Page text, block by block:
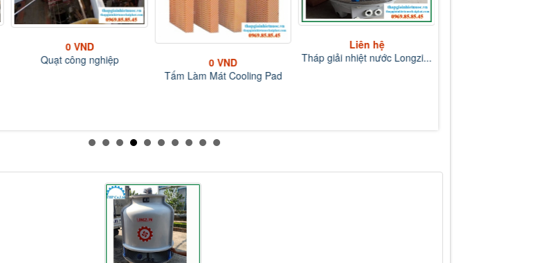
0 VND
Quạt công nghiệp
0 VND
Tấm Làm Mát Cooling Pad
Liên hệ
Tháp giải nhiệt nước Longzi...